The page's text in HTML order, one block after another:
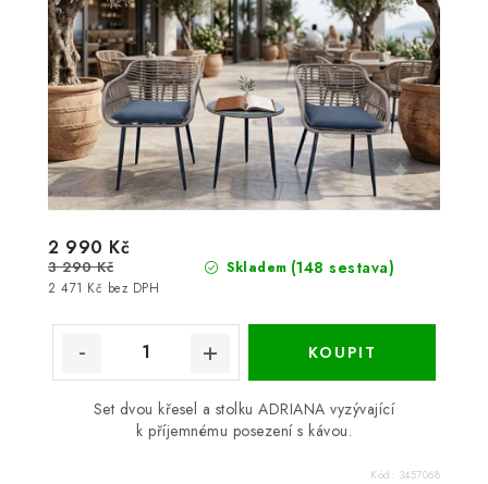
Skladem (148 sestava)
2 471 Kč bez DPH
2 990 Kč
3 290 Kč
Set dvou křesel a stolku ADRIANA vyzývající
k příjemnému posezení s kávou.
Kód: 3457068